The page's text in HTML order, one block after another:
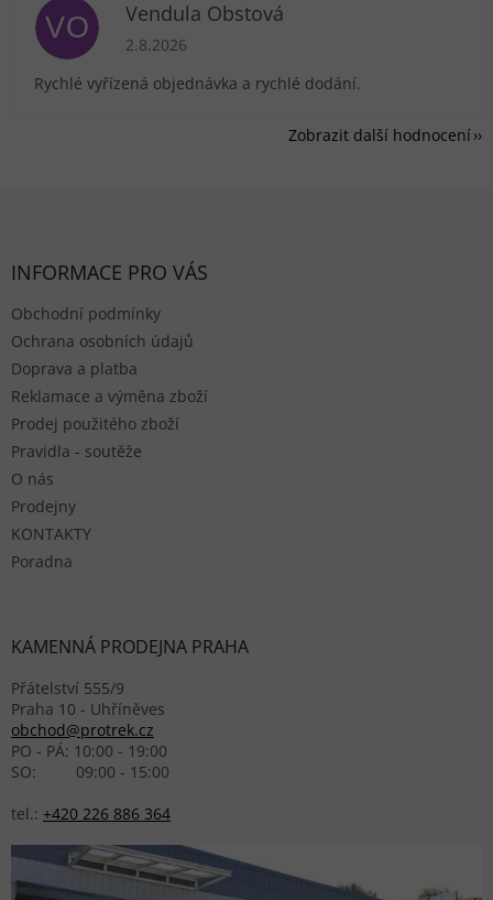
VO Vendula Obstová
Hodnocení obchodu je 5 z 5 hvězdiček.
2.8.2026
Rychlé vyřízená objednávka a rychlé dodání.
Zobrazit další hodnocení
INFORMACE PRO VÁS
Obchodní podmínky
Ochrana osobních údajů
Doprava a platba
Reklamace a výměna zboží
Prodej použitého zboží
Pravidla - soutěže
O nás
Prodejny
KONTAKTY
Poradna
KAMENNÁ PRODEJNA PRAHA
Přátelství 555/9
Praha 10 - Uhříněves
obchod@protrek.cz
PO - PÁ: 10:00 - 19:00
SO: 09:00 - 15:00
tel.: +420 226 886 364